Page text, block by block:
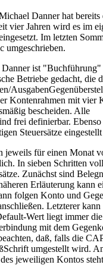
Danner hat bereits
vier Jahren wird es im
Im letzten
umgeschrieben.
ist
Betriebe gedacht, die
Kontenrahmen mit vier
bescheiden. Alle
frei definierbar.
Steuersätze
jeweils für einen Monat
In sieben Schritten
Zunächst sind
Erläuterung kann
folgen Konto und
Letzterer
Wert liegt immer
mit dem
daß, falls die
umgestellt wird.
jeweiligen Kontos